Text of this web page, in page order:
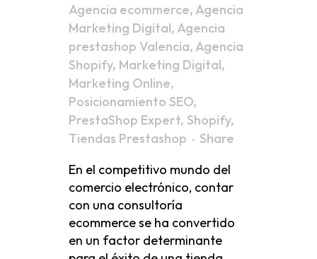
Agencia ecommerce, Agencia
Marketing Digital, Agencia
prestashop Valencia, Agencia
Shopify, Marketing Digital,
Marketing Online,
Posicionamiento SEO,
PrestaShop Expert, Shopify,
Tiendas Prestashop
Share
En el competitivo mundo del
comercio electrónico, contar
con una consultoría
ecommerce se ha convertido
en un factor determinante